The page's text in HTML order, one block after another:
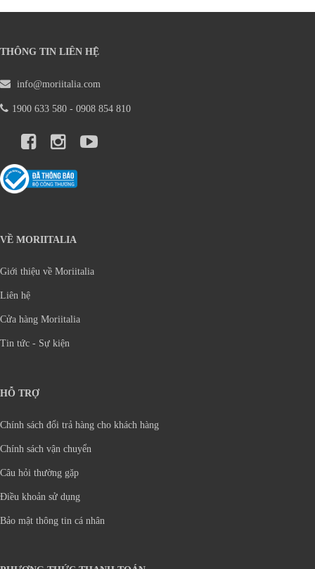
THÔNG TIN LIÊN HỆ
info@moriitalia.com
1900 633 580 - 0908 854 810
VỀ MORIITALIA
Giới thiệu về Moriitalia
Liên hệ
Cửa hàng Moriitalia
Tin tức - Sự kiện
HỖ TRỢ
Chính sách đổi trả hàng cho khách hàng
Chính sách vận chuyển
Câu hỏi thường gặp
Điều khoản sử dụng
Bảo mật thông tin cá nhân